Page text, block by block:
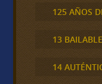
125 AÑOS
13
14